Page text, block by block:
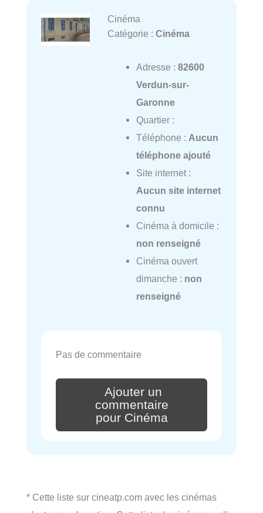
Cinéma
Catégorie : Cinéma
Adresse : 82600
Verdun-sur-
Garonne
Quartier :
Téléphone : Aucun
téléphone ajouté
Site internet :
Aucun site internet
connu
Cinéma à domicile :
non renseigné
Cinéma ouvert
dimanche : non
renseigné
Pas de commentaire
Ajouter un
commentaire
pour Cinéma
* Cette liste sur cineatp.com avec les cinémas